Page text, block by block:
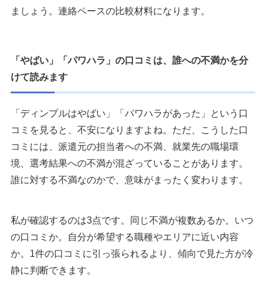
ましょう。連絡ペースの比較材料になります。
「やばい」「パワハラ」の口コミは、誰への不満かを分
けて読みます
「ディンプルはやばい」「パワハラがあった」という口
コミを見ると、不安になりますよね。ただ、こうした口
コミには、派遣元の担当者への不満、就業先の職場環
境、選考結果への不満が混ざっていることがあります。
誰に対する不満なのかで、意味がまったく変わります。
私が確認するのは3点です。同じ不満が複数あるか。いつ
の口コミか。自分が希望する職種やエリアに近い内容
か。1件の口コミに引っ張られるより、傾向で見た方が冷
静に判断できます。